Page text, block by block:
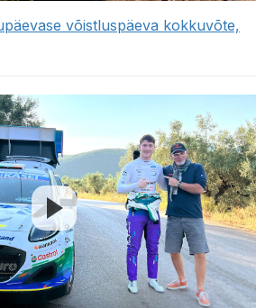
võistluspäeva kokkuvõte,